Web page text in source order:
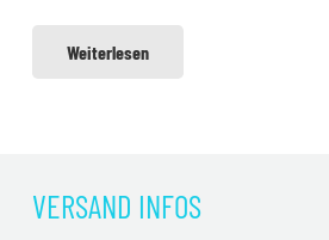
Weiterlesen
VERSAND INFOS